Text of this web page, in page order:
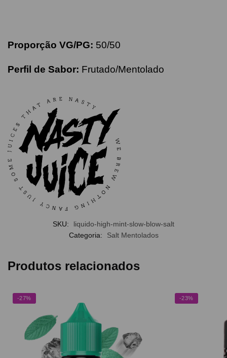
Proporção VG/PG: 50/50
Perfil de Sabor: Frutado/Mentolado
SKU:
liquido-high-mint-slow-blow-salt
Categoria:
Salt Mentolados
Produtos relacionados
-27% -23%